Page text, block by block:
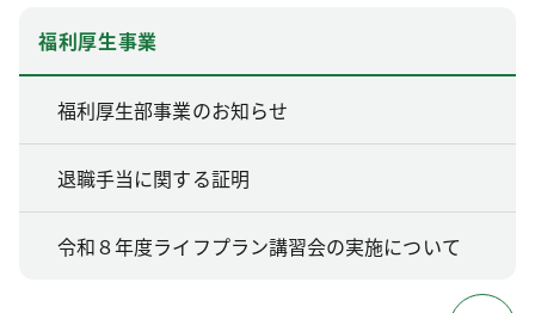
福利厚生事業
福利厚生部事業のお知らせ
退職手当に関する証明
令和８年度ライフプラン講習会の実施について